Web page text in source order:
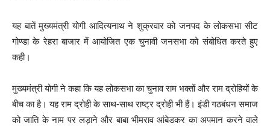
यह बातें मुख्यमंत्री योगी आदित्यनाथ ने शुक्रवार को जनपद के लोकसभा सीट
गोण्डा के रेहरा बाजार में आयोजित एक चुनावी जनसभा को संबोधित करते हुए
कही।
मुख्यमंत्री योगी ने कहा कि यह लोकसभा का चुनाव राम भक्तों और राम द्रोहियों के
बीच का है। यह राम द्रोही के साथ-साथ राष्ट्र द्रोही भी हैं। इंडी गठबंधन समाज
को जाति के नाम पर लड़ाने और बाबा भीमराव आंबेडकर का अपमान करने वाले